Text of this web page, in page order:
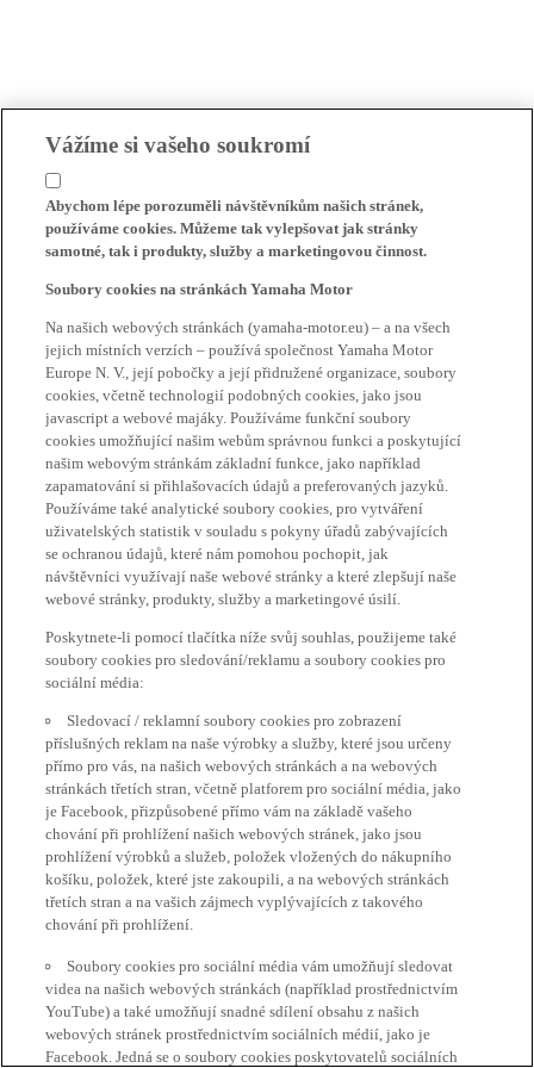
Vážíme si vašeho soukromí
Abychom lépe porozuměli návštěvníkům našich stránek,
používáme cookies. Můžeme tak vylepšovat jak stránky
samotné, tak i produkty, služby a marketingovou činnost.
Soubory cookies na stránkách Yamaha Motor
Na našich webových stránkách (yamaha-motor.eu) – a na všech
jejich místních verzích – používá společnost Yamaha Motor
Europe N. V., její pobočky a její přidružené organizace, soubory
cookies, včetně technologií podobných cookies, jako jsou
javascript a webové majáky. Používáme funkční soubory
cookies umožňující našim webům správnou funkci a poskytující
našim webovým stránkám základní funkce, jako například
zapamatování si přihlašovacích údajů a preferovaných jazyků.
Používáme také analytické soubory cookies, pro vytváření
uživatelských statistik v souladu s pokyny úřadů zabývajících
se ochranou údajů, které nám pomohou pochopit, jak
návštěvníci využívají naše webové stránky a které zlepšují naše
webové stránky, produkty, služby a marketingové úsilí.
Poskytnete-li pomocí tlačítka níže svůj souhlas, použijeme také
soubory cookies pro sledování/reklamu a soubory cookies pro
sociální média:
Sledovací / reklamní soubory cookies pro zobrazení
příslušných reklam na naše výrobky a služby, které jsou určeny
přímo pro vás, na našich webových stránkách a na webových
stránkách třetích stran, včetně platforem pro sociální média, jako
je Facebook, přizpůsobené přímo vám na základě vašeho
chování při prohlížení našich webových stránek, jako jsou
prohlížení výrobků a služeb, položek vložených do nákupního
košíku, položek, které jste zakoupili, a na webových stránkách
třetích stran a na vašich zájmech vyplývajících z takového
chování při prohlížení.
Soubory cookies pro sociální média vám umožňují sledovat
videa na našich webových stránkách (například prostřednictvím
YouTube) a také umožňují snadné sdílení obsahu z našich
webových stránek prostřednictvím sociálních médií, jako je
Facebook. Jedná se o soubory cookies poskytovatelů sociálních